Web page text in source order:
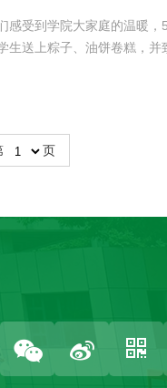
感受到学院大家庭的温暖，
生送上粽子、油饼卷糕，并
迎接他们的都...
页